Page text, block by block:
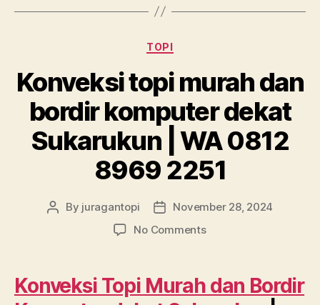
Categories
TOPI
Konveksi topi murah dan
bordir komputer dekat
Sukarukun | WA 0812
8969 2251
Post
By juragantopi
PostNovember 28, 2024
No Commentson
murah
dan
Konveksi Topi Murah dan Bordir